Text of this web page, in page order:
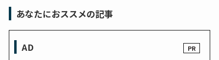
あなたにおススメの記事
AD